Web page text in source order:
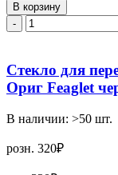
В корзину
-
Стекло для
Ориг Feaglet
В наличии: >50 шт.
розн. 320₽